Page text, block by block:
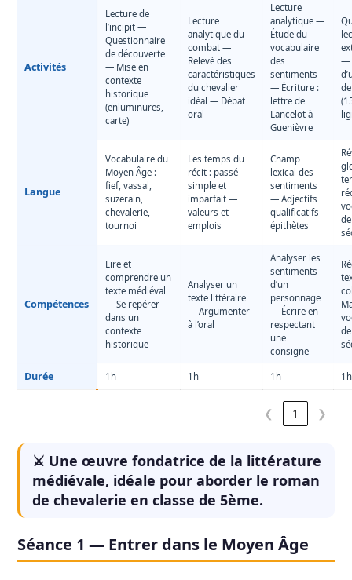
Activités
Lecture de
l’incipit —
Questionnaire
de découverte
— Mise en
contexte
historique
(enluminures,
carte)
Lecture
analytique du
combat —
Relevé des
caractéristiques
du chevalier
idéal — Débat
oral
Lecture
analytique —
Étude du
vocabulaire
des
sentiments
— Écriture :
lettre de
Lancelot à
Guenièvre
—
Langue
Vocabulaire du
Moyen Âge :
fief, vassal,
suzerain,
chevalerie,
tournoi
Les temps du
récit : passé
simple et
imparfait —
valeurs et
emplois
Champ
lexical des
sentiments
— Adjectifs
qualificatifs
épithètes
Compétences
Lire et
comprendre un
texte médiéval
— Se repérer
dans un
contexte
historique
Analyser un
texte littéraire
— Argumenter
à l’oral
Analyser les
sentiments
d’un
personnage
— Écrire en
respectant
une
consigne
Durée 1h 1h 1h 1h
❮ 1 ❯
⚔️ Une œuvre fondatrice de la littérature
médiévale, idéale pour aborder le roman
de chevalerie en classe de 5ème.
Séance 1 — Entrer dans le Moyen Âge